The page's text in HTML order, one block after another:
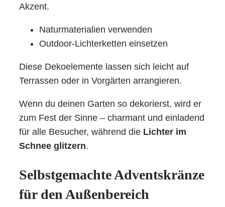
Akzent.
Naturmaterialien verwenden
Outdoor-Lichterketten einsetzen
Diese Dekoelemente lassen sich leicht auf
Terrassen oder in Vorgärten arrangieren.
Wenn du deinen Garten so dekorierst, wird er
zum Fest der Sinne – charmant und einladend
für alle Besucher, während die Lichter im
Schnee glitzern.
Selbstgemachte Adventskränze
für den Außenbereich